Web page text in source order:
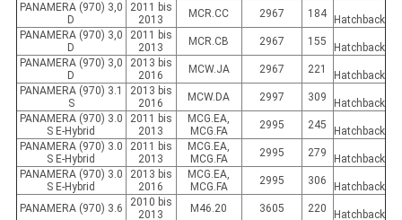
PANAMERA (970) 3,0
D
2011 bis
2013
MCR.CC 2967 184
Hatchback
PANAMERA (970) 3,0
D
2011 bis
2013
MCR.CB 2967 155
Hatchback
PANAMERA (970) 3,0
D
2013 bis
2016
MCW.JA 2967 221
Hatchback
PANAMERA (970) 3.1
S
2013 bis
2016
MCW.DA 2997 309
Hatchback
PANAMERA (970) 3.0
S E-Hybrid
2011 bis
2013
MCG.EA,
MCG.FA
2995 245
Hatchback
PANAMERA (970) 3.0
S E-Hybrid
2011 bis
2013
MCG.EA,
MCG.FA
2995 279
Hatchback
PANAMERA (970) 3.0
S E-Hybrid
2013 bis
2016
MCG.EA,
MCG.FA
2995 306
Hatchback
PANAMERA (970) 3.6
2010 bis
2013
M46.20 3605 220 Hatchback